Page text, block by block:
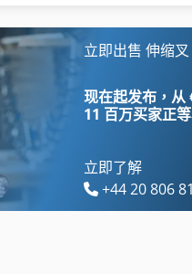
液化石油气叉车
焊接车削装置
立即出售 伸缩叉
现在起发布，从
11 百万买家正
立即了解
+44 20 806